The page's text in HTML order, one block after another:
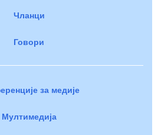
Чланци
Говори
за медије
Мултимедија